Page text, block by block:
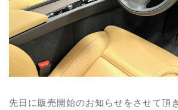
先日に販売開始のお知らせをさせて頂